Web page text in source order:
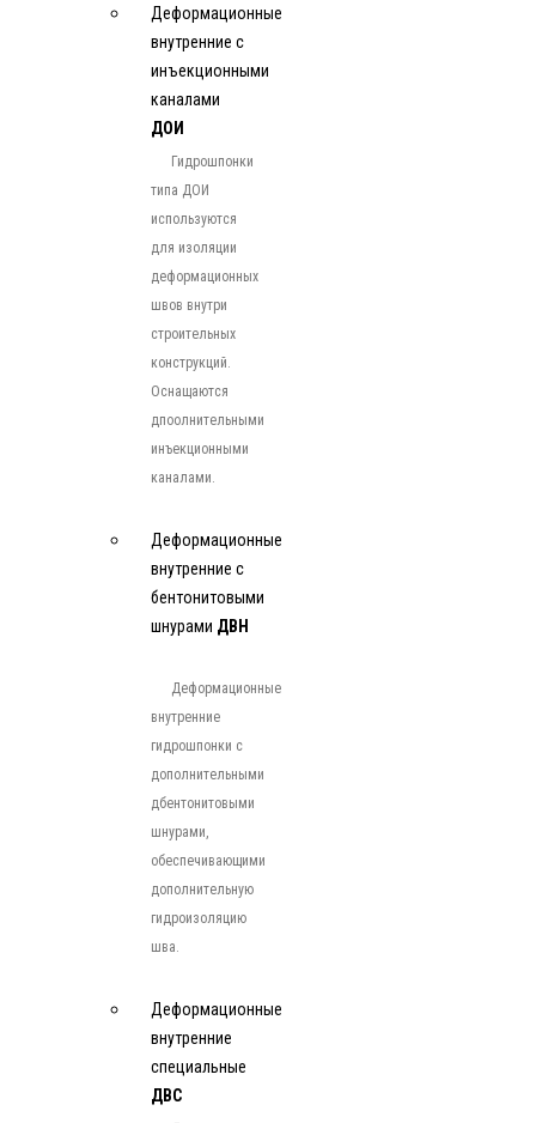
Деформационные
внутренние с
инъекционными
каналами
ДОИ
Гидрошпонки
типа ДОИ
используются
для изоляции
деформационных
швов внутри
строительных
конструкций.
Оснащаются
дпоолнительными
инъекционными
каналами.
Деформационные
внутренние с
бентонитовыми
шнурами ДВН
Деформационные
внутренние
гидрошпонки с
дополнительными
дбентонитовыми
шнурами,
обеспечивающими
дополнительную
гидроизоляцию
шва.
Деформационные
внутренние
специальные
ДВС